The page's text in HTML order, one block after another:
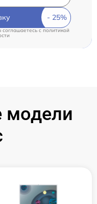
соглашаетесь cполитикой
модели